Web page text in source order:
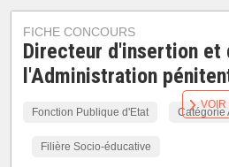
FICHE CONCOURS
Directeur d'insertion et
l'Administration
Fonction Publique d'Etat Catégorie
Filière Socio-éducative
VOIR